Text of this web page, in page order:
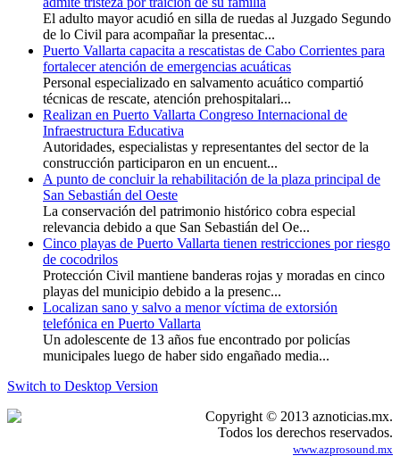
El adulto mayor acudió en silla de ruedas al Juzgado Segundo
de lo Civil para acompañar la presentac...
Puerto Vallarta capacita a rescatistas de Cabo Corrientes para
fortalecer atención de emergencias acuáticas
Personal especializado en salvamento acuático compartió
técnicas de rescate, atención prehospitalari...
Realizan en Puerto Vallarta Congreso Internacional de
Infraestructura Educativa
Autoridades, especialistas y representantes del sector de la
construcción participaron en un encuent...
A punto de concluir la rehabilitación de la plaza principal de
San Sebastián del Oeste
La conservación del patrimonio histórico cobra especial
relevancia debido a que San Sebastián del Oe...
Cinco playas de Puerto Vallarta tienen restricciones por riesgo
de cocodrilos
Protección Civil mantiene banderas rojas y moradas en cinco
playas del municipio debido a la presenc...
Localizan sano y salvo a menor víctima de extorsión
telefónica en Puerto Vallarta
Un adolescente de 13 años fue encontrado por policías
municipales luego de haber sido engañado media...
Switch to Desktop Version
Copyright © 2013 aznoticias.mx.
Todos los derechos reservados.
www.azprosound.mx